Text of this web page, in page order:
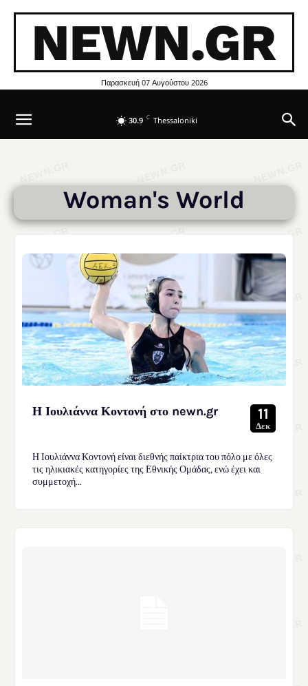
NEWN.GR
Παρασκευή 07 Αυγούστου 2026
30.9 C Thessaloniki
Woman's World
Η Ιουλιάννα Κοντονή στο newn.gr 11
Δεκ
Η Ιουλιάννα Κοντονή είναι διεθνής παίκτρια του πόλο με όλες
τις ηλικιακές κατηγορίες της Εθνικής Ομάδας, ενώ έχει και
συμμετοχή...